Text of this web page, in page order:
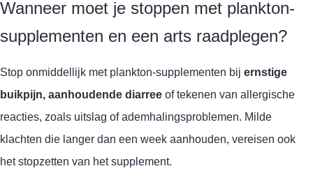
Wanneer moet je stoppen met plankton-
supplementen en een arts raadplegen?
Stop onmiddellijk met plankton-supplementen bij ernstige
buikpijn, aanhoudende diarree of tekenen van allergische
reacties, zoals uitslag of ademhalingsproblemen. Milde
klachten die langer dan een week aanhouden, vereisen ook
het stopzetten van het supplement.